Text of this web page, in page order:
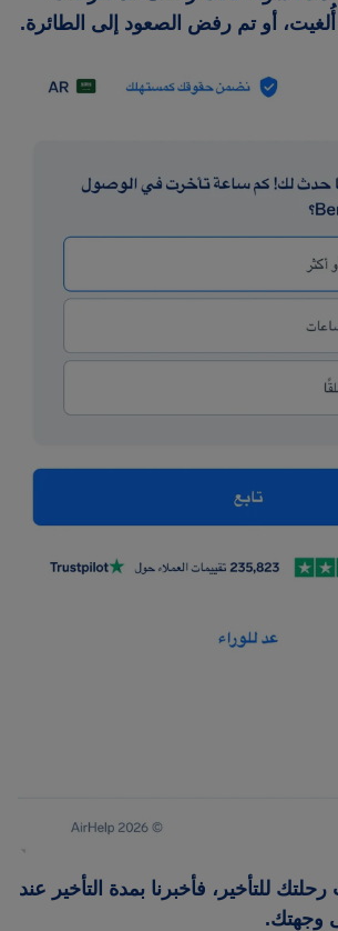
أُلغيت، أو تم رفض الصعود إلى الطائرة.
للتأخير، فأخبرنا بمدة التأخير عند
وجهتك.